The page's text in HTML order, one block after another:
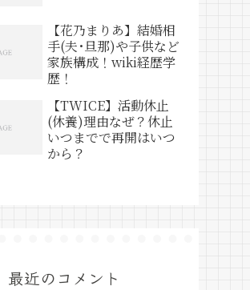
【花乃まりあ】結婚相
手(夫･旦那)や子供など
家族構成！wiki経歴学
歴！
【TWICE】活動休止
(休養)理由なぜ？休止
いつまでで再開はいつ
から？
最近のコメント